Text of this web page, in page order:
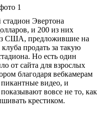
Эвертона
и 200 из них
США, предложившие на
продать за такую
Но есть один
от сайта для взрослых
благодаря вебкамерам
видео, и
вовсе не то, как
крестиком.